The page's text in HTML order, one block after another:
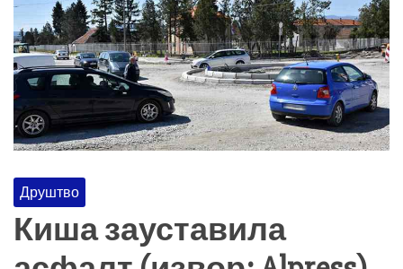
Друштво
Киша зауставила